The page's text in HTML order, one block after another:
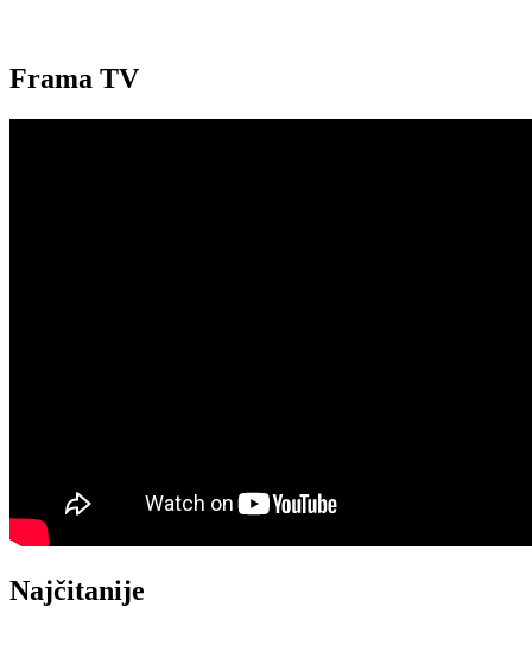
Frama TV
Najčitanije